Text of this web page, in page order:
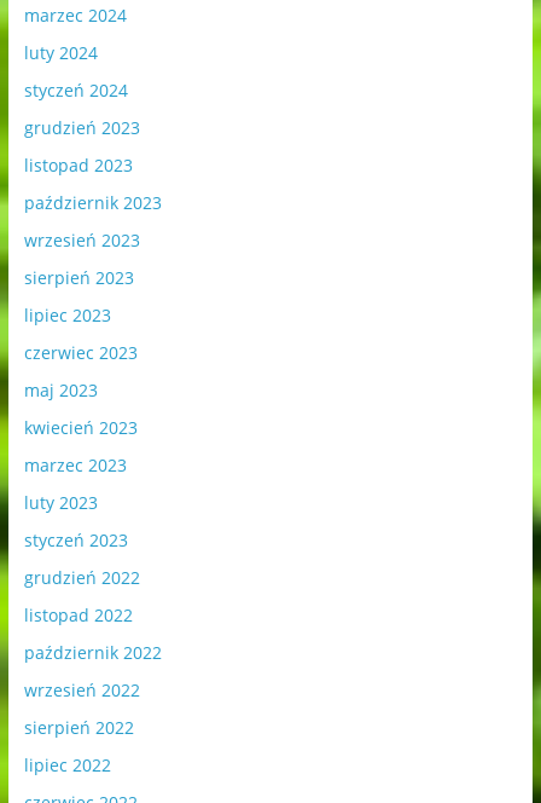
marzec 2024
luty 2024
styczeń 2024
grudzień 2023
listopad 2023
październik 2023
wrzesień 2023
sierpień 2023
lipiec 2023
czerwiec 2023
maj 2023
kwiecień 2023
marzec 2023
luty 2023
styczeń 2023
grudzień 2022
listopad 2022
październik 2022
wrzesień 2022
sierpień 2022
lipiec 2022